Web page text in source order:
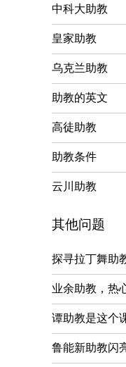
中科大助教
皇家助教
乌克兰助教
助教的英文
高徒助教
助教条件
云川助教
其他问题
探寻拉丁舞助
业余助教，热
谭助教是这个
鲁能新助教闪